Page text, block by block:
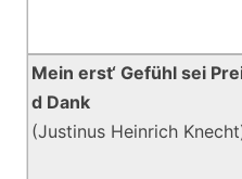
Mein erst‘ Gefühl sei
d Dank
(Justinus Heinrich